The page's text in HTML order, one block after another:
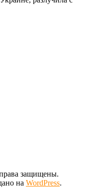
защищены.
на WordPress.